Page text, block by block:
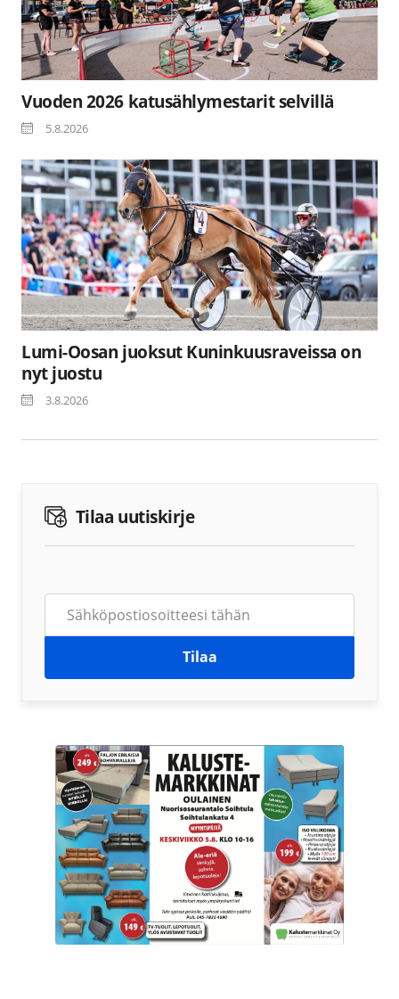
Vuoden 2026 katusählymestarit selvillä
5.8.2026
Lumi-Oosan juoksut Kuninkuusraveissa on
nyt juostu
3.8.2026
Tilaa uutiskirje
Tilaa